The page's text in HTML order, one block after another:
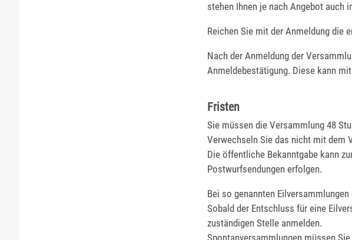
stehen Ihnen je nach Angebot auch
Reichen Sie mit der Anmeldung die
Nach der Anmeldung der
Anmeldebestätigung. Diese kann
Fristen
Sie müssen die Versammlung 48
Verwechseln Sie das nicht mit dem
Die öffentliche Bekanntgabe kann
Postwurfsendungen erfolgen.
Bei so genannten
Sobald der Entschluss für eine
zuständigen Stelle anmelden.
Spontanversammlungen müssen